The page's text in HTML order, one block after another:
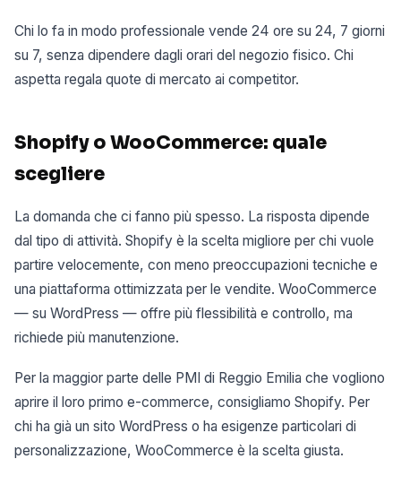
Chi lo fa in modo professionale vende 24 ore su 24, 7 giorni
su 7, senza dipendere dagli orari del negozio fisico. Chi
aspetta regala quote di mercato ai competitor.
Shopify o WooCommerce: quale
scegliere
La domanda che ci fanno più spesso. La risposta dipende
dal tipo di attività. Shopify è la scelta migliore per chi vuole
partire velocemente, con meno preoccupazioni tecniche e
una piattaforma ottimizzata per le vendite. WooCommerce
— su WordPress — offre più flessibilità e controllo, ma
richiede più manutenzione.
Per la maggior parte delle PMI di Reggio Emilia che vogliono
aprire il loro primo e-commerce, consigliamo Shopify. Per
chi ha già un sito WordPress o ha esigenze particolari di
personalizzazione, WooCommerce è la scelta giusta.